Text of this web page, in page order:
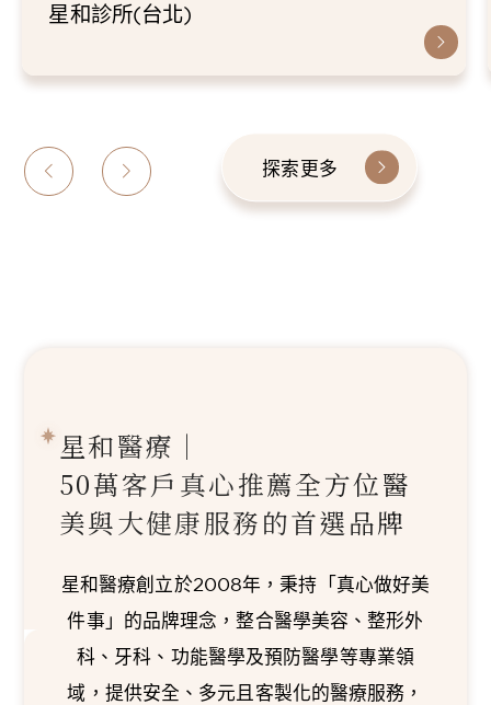
星和診所(台北)
探索更多
星和醫療｜
50萬客戶真心推薦全方位醫
美與大健康服務的首選品牌
星和醫療創立於2008年，秉持「真心做好美
件事」的品牌理念，整合醫學美容、整形外
科、牙科、功能醫學及預防醫學等專業領
域，提供安全、多元且客製化的醫療服務，